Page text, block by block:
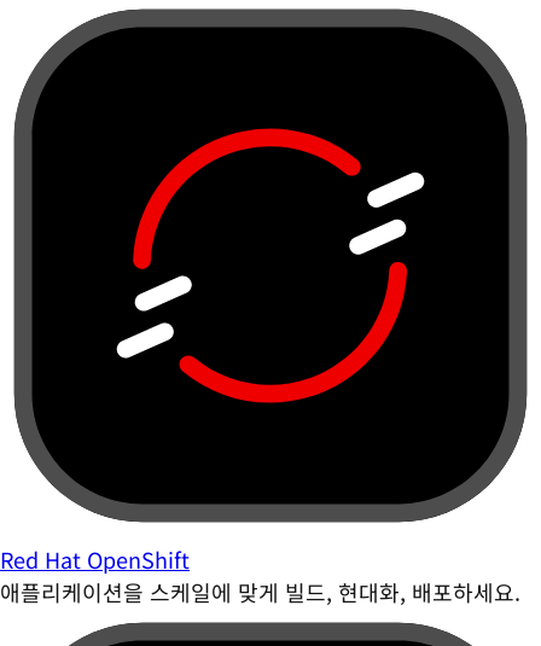
Red Hat OpenShift
애플리케이션을 스케일에 맞게 빌드, 현대화, 배포하세요.